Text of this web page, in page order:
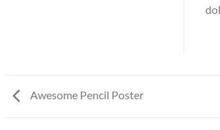
Awesome Pencil Poster